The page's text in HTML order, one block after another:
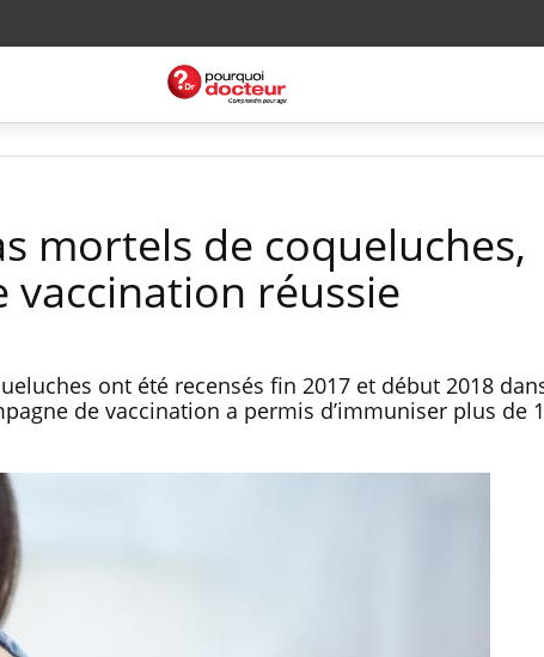
mortels de coqueluches,
vaccination réussie
ont été recensés fin 2017 et début 2018
de vaccination a permis d’immuniser plus de